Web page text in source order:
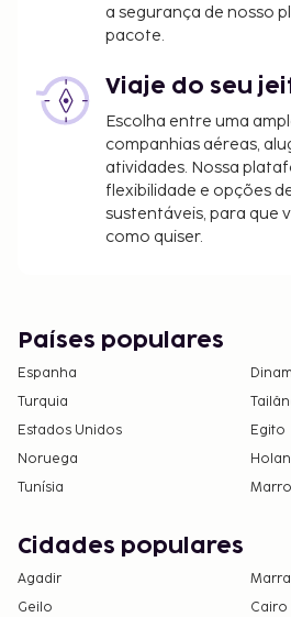
Berço: 10.0 EUR por noite
Cama desdobrável: 20.0
A lista anterior pode não estar
os depósitos podem não
sujeitos a alterações.
Todas as pessoas
deverão estar presentes
entrada e exibir o
identificação ou
não poderão exceder 5000
informações, contacte o
dos dados que constam
reserva.
A piscina sazonal estará
31 de outubro.
Terá de efetuar uma
contactando Este bed &
a segurança de nosso
pacote.
Viaje do seu
Escolha entre uma
companhias aéreas,
atividades. Nossa
flexibilidade e opções
sustentáveis, para que
como quiser.
Países populares
Espanha
Turquia
Estados Unidos
Egito
Noruega
Tunísia
Cidades populares
Agadir
Geilo
Cairo